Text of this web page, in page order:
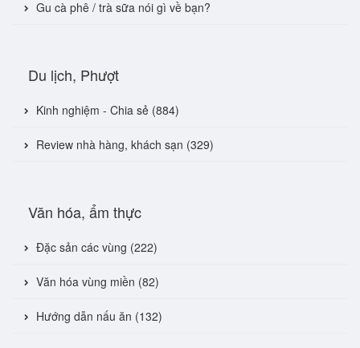
Gu cà phê / trà sữa nói gì về bạn?
Du lịch, Phượt
Kinh nghiệm - Chia sẻ (884)
Review nhà hàng, khách sạn (329)
Văn hóa, ẩm thực
Đặc sản các vùng (222)
Văn hóa vùng miền (82)
Hướng dẫn nấu ăn (132)